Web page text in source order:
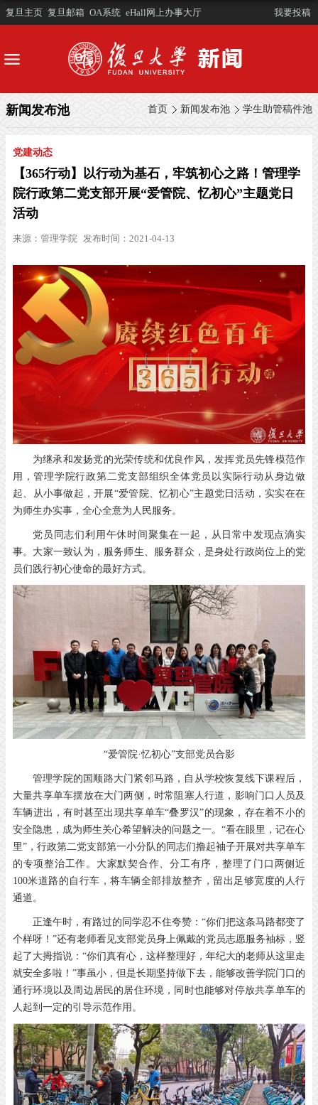
复旦主页 复旦邮箱 OA系统 eHall网上办事大厅 我要投稿
首页 新闻发布池 学生助管稿件池
新闻发布池
党建动态
【365行动】以行动为基石，牢筑初心之路！管理学
院行政第二党支部开展“爱管院、忆初心”主题党日
活动
来源： 管理学院 发布时间：2021-04-13
为继承和发扬党的光荣传统和优良作风，发挥党员先锋模范作
用，管理学院行政第二党支部组织全体党员以实际行动从身边做
起、从小事做起，开展“爱管院、忆初心”主题党日活动，实实在在
为师生办实事，全心全意为人民服务。
党员同志们利用午休时间聚集在一起，从日常中发现点滴实
事。大家一致认为，服务师生、服务群众，是身处行政岗位上的党
员们践行初心使命的最好方式。
“爱管院·忆初心”支部党员合影
管理学院的国顺路大门紧邻马路，自从学校恢复线下课程后，
大量共享单车摆放在大门两侧，时常阻塞人行道，影响门口人员及
车辆进出，有时甚至出现共享单车“叠罗汉”的现象，存在着不小的
安全隐患，成为师生关心希望解决的问题之一。“看在眼里，记在心
里”，行政第二党支部第一小分队的同志们撸起袖子开展对共享单车
的专项整治工作。大家默契合作、分工有序，整理了门口两侧近
100米道路的自行车，将车辆全部排放整齐，留出足够宽度的人行
通道。
正逢午时，有路过的同学忍不住夸赞：“你们把这条马路都变了
个样呀！”还有老师看见支部党员身上佩戴的党员志愿服务袖标，竖
起了大拇指说：“你们真有心，这样整理好，年纪大的老师从这里走
就安全多啦！”事虽小，但是长期坚持做下去，能够改善学院门口的
通行环境以及周边居民的居住环境，同时也能够对停放共享单车的
人起到一定的引导示范作用。